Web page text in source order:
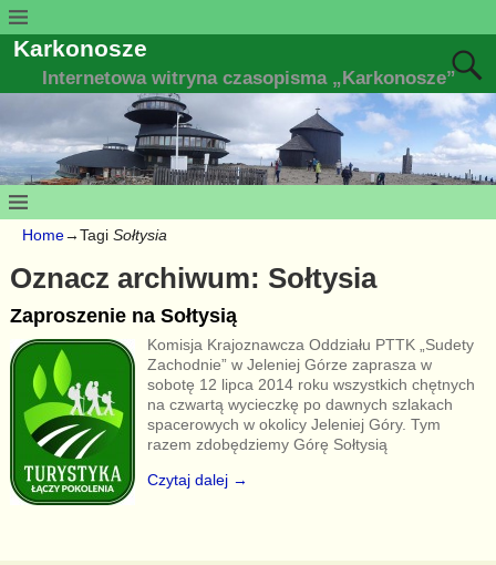
Karkonosze
Internetowa witryna czasopisma „Karkonosze”
Home→Tagi Sołtysia
Oznacz archiwum: Sołtysia
Zaproszenie na Sołtysią
Komisja Krajoznawcza Oddziału PTTK „Sudety
Zachodnie” w Jeleniej Górze zaprasza w
sobotę 12 lipca 2014 roku wszystkich chętnych
na czwartą wycieczkę po dawnych szlakach
spacerowych w okolicy Jeleniej Góry. Tym
razem zdobędziemy Górę Sołtysią
Czytaj dalej →